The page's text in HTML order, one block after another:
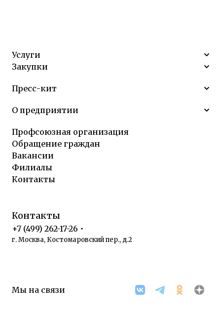
Услуги
Закупки
Пресс-кит
О предприятии
Профсоюзная организация
Обращение граждан
Вакансии
Филиалы
Контакты
Контакты
+7 (499) 262-17-26
г. Москва, Костомаровский пер., д.2
Мы на связи